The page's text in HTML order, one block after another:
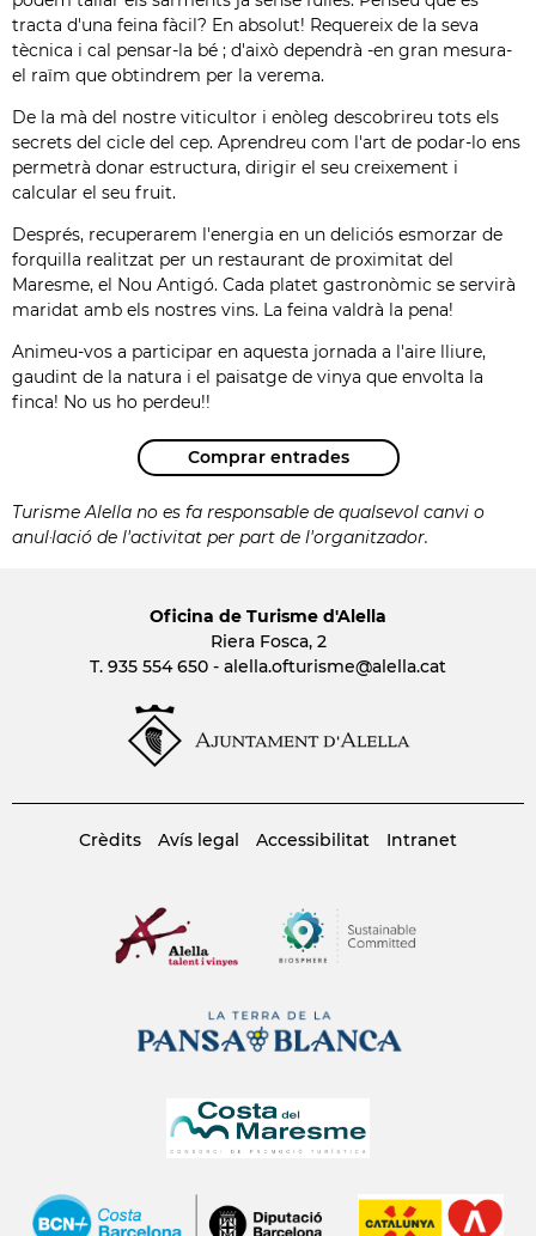
tracta d'una feina fàcil? En absolut! Requereix de la seva
tècnica i cal pensar-la bé ; d'això dependrà -en gran mesura-
el raïm que obtindrem per la verema.
De la mà del nostre viticultor i enòleg descobrireu tots els
secrets del cicle del cep. Aprendreu com l'art de podar-lo ens
permetrà donar estructura, dirigir el seu creixement i
calcular el seu fruit.
Després, recuperarem l'energia en un deliciós esmorzar de
forquilla realitzat per un restaurant de proximitat del
Maresme, el Nou Antigó. Cada platet gastronòmic se servirà
maridat amb els nostres vins. La feina valdrà la pena!
Animeu-vos a participar en aquesta jornada a l'aire lliure,
gaudint de la natura i el paisatge de vinya que envolta la
finca! No us ho perdeu!!
Comprar entrades
Turisme Alella no es fa responsable de qualsevol canvi o
anul·lació de l'activitat per part de l'organitzador.
Oficina de Turisme d'Alella
Riera Fosca, 2
T. 935 554 650 - alella.ofturisme@alella.cat
Crèdits Avís legal Accessibilitat Intranet